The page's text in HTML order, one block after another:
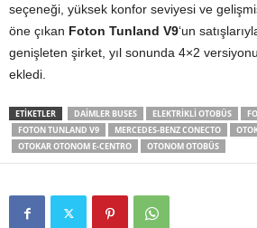
seçeneği, yüksek konfor seviyesi ve
öne çıkan Foton Tunland V9‘un
genişleten şirket, yıl sonunda 4×2
ekledi.
ETIKETLER DAIMLER BUSES ELEKTRIKLI OTOBÜS
FOTON TUNLAND V9
MERCEDES-BENZ CONECTO
OTOKAR OTONOM E-CENTRO
OTONOM OTOBÜS